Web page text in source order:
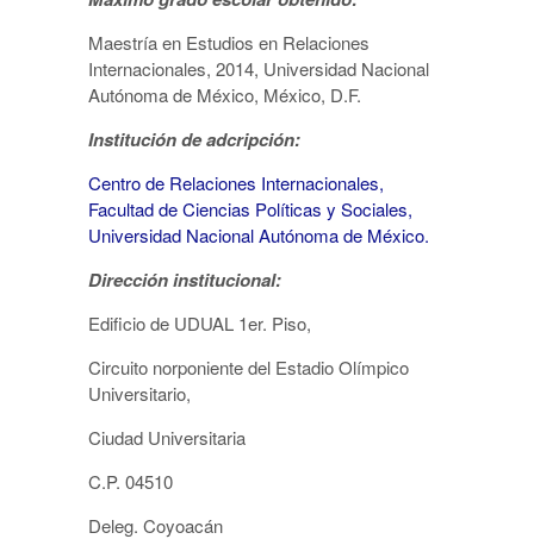
Maestría en Estudios en Relaciones
Internacionales, 2014, Universidad Nacional
Autónoma de México, México, D.F.
Institución de adcripción:
Centro de Relaciones Internacionales,
Facultad de Ciencias Políticas y Sociales,
Universidad Nacional Autónoma de México.
Dirección institucional:
Edificio de UDUAL 1er. Piso,
Circuito norponiente del Estadio Olímpico
Universitario,
Ciudad Universitaria
C.P. 04510
Deleg. Coyoacán